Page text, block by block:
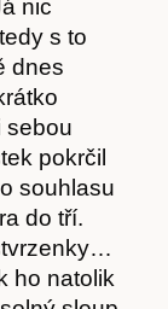
nic
s to
dnes
sebou
pokrčil
souhlasu
do tří.
ho natolik